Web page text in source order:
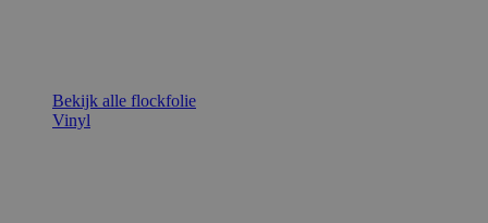
Bekijk alle flockfolie
Vinyl